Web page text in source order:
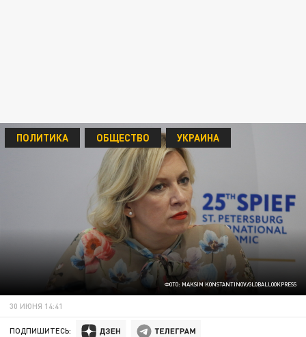
ФОТО: MAKSIM KONSTANTINOV/GLOBALLOOKPRESS
ПОЛИТИКА ОБЩЕСТВО УКРАИНА
30 ИЮНЯ 14:41
ПОДПИШИТЕСЬ: